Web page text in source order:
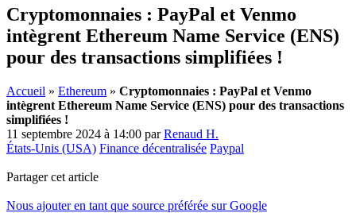
Cryptomonnaies : PayPal et Venmo
intègrent Ethereum Name Service (ENS)
pour des transactions simplifiées !
Accueil » Ethereum » Cryptomonnaies : PayPal et Venmo
intègrent Ethereum Name Service (ENS) pour des transactions
simplifiées !
11 septembre 2024 à 14:00 parRenaud H.
États-Unis (USA) Finance décentralisée Paypal
Partager cet article
Nous ajouter en tant que source préférée sur Google